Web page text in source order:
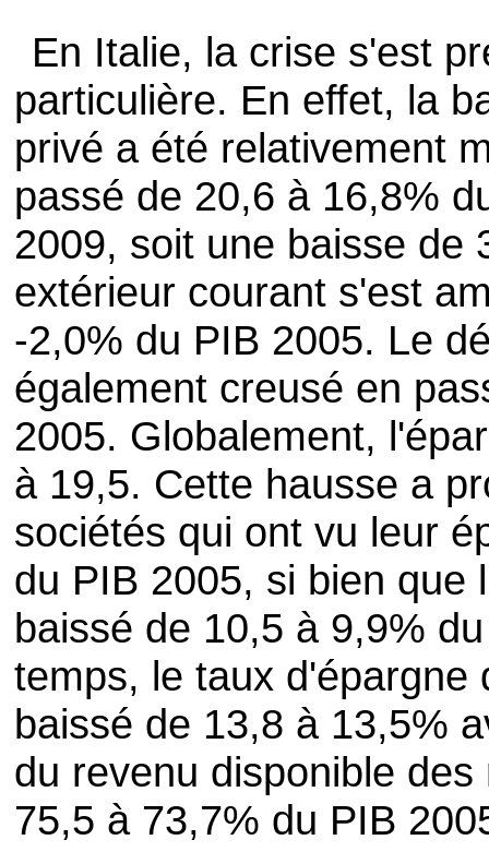
En Italie, la crise s'est
particulière. En effet, la
privé a été relativement
passé de 20,6 à 16,8%
2009, soit une baisse de
extérieur courant s'est
-2,0% du PIB 2005. Le
également creusé en
2005. Globalement,
à 19,5. Cette hausse a
sociétés qui ont vu leur
du PIB 2005, si bien que
baissé de 10,5 à 9,9%
temps, le taux d'épargne
baissé de 13,8 à 13,5%
du revenu disponible
75,5 à 73,7% du PIB